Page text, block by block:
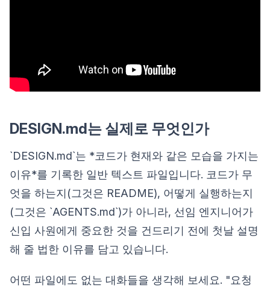
DESIGN.md는 실제로 무엇인가
`DESIGN.md`는 *코드가 현재와 같은 모습을 가지는
이유*를 기록한 일반 텍스트 파일입니다. 코드가 무
엇을 하는지(그것은 README), 어떻게 실행하는지
(그것은 `AGENTS.md`)가 아니라, 선임 엔지니어가
신입 사원에게 중요한 것을 건드리기 전에 첫날 설명
해 줄 법한 이유를 담고 있습니다.
어떤 파일에도 없는 대화들을 생각해 보세요. "요청